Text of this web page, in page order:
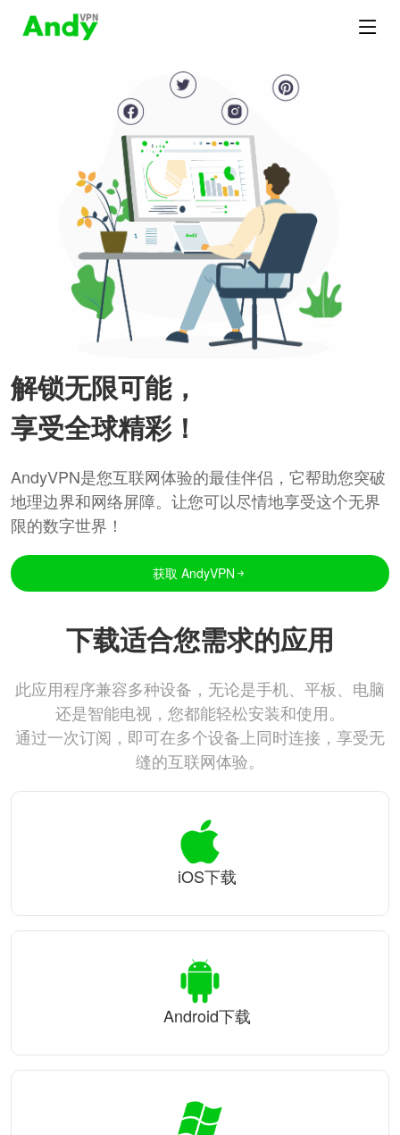
解锁无限可能，
享受全球精彩！
AndyVPN是您互联网体验的最佳伴侣，它帮助您突破
地理边界和网络屏障。让您可以尽情地享受这个无界
限的数字世界！
获取 AndyVPN
下载适合您需求的应用
此应用程序兼容多种设备，无论是手机、平板、电脑
还是智能电视，您都能轻松安装和使用。
通过一次订阅，即可在多个设备上同时连接，享受无
缝的互联网体验。
iOS下载
Android下载